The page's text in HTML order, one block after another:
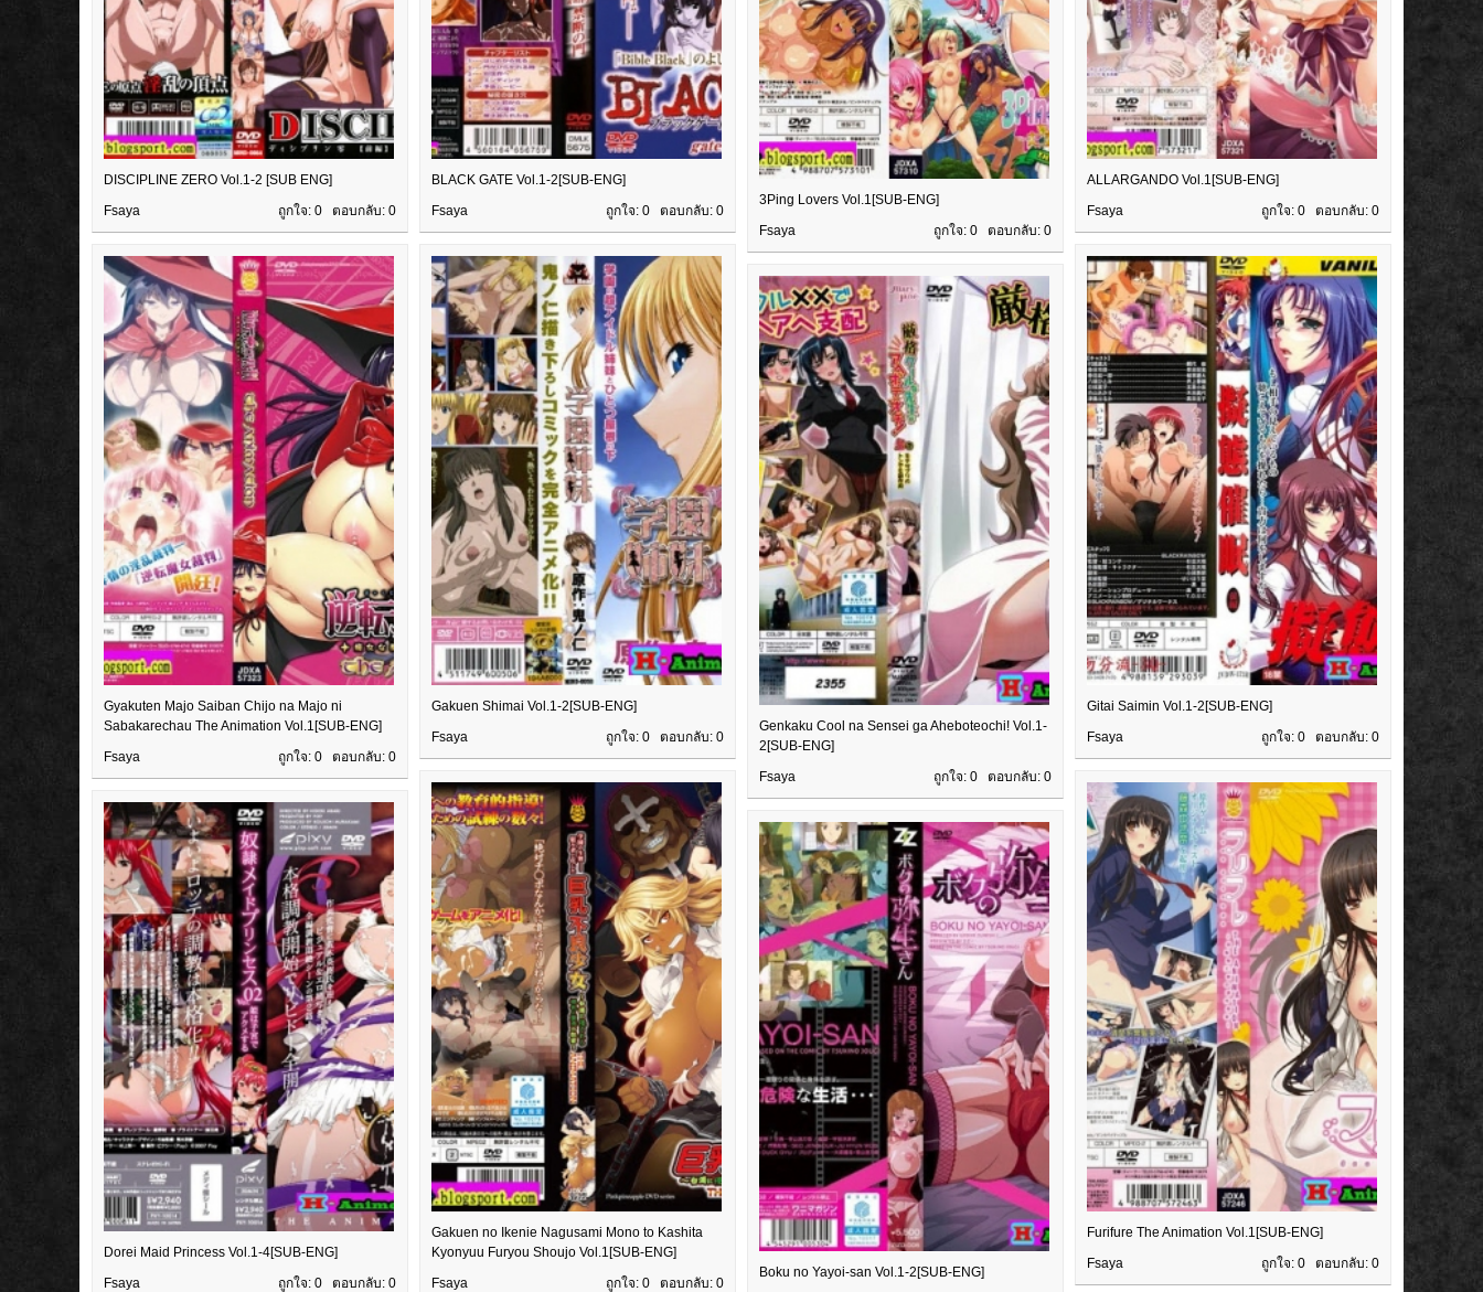
DISCIPLINE ZERO Vol.1-2 [SUB ENG]
ถูกใจ: 0 ตอบกลับ: 0
Fsaya
BLACK GATE Vol.1-2[SUB-ENG]
ถูกใจ: 0 ตอบกลับ: 0
Fsaya
ALLARGANDO Vol.1[SUB-ENG]
ถูกใจ: 0 ตอบกลับ: 0
Fsaya
3Ping Lovers Vol.1[SUB-ENG]
ถูกใจ: 0 ตอบกลับ: 0
Fsaya
Gyakuten Majo Saiban Chijo na Majo ni
Sabakarechau The Animation Vol.1[SUB-ENG]
ถูกใจ: 0 ตอบกลับ: 0
Fsaya
Gakuen Shimai Vol.1-2[SUB-ENG]
ถูกใจ: 0 ตอบกลับ: 0
Fsaya
Gitai Saimin Vol.1-2[SUB-ENG]
ถูกใจ: 0 ตอบกลับ: 0
Fsaya
Genkaku Cool na Sensei ga Aheboteochi! Vol.1-
2[SUB-ENG]
ถูกใจ: 0 ตอบกลับ: 0
Fsaya
Gakuen no Ikenie Nagusami Mono to Kashita
Kyonyuu Furyou Shoujo Vol.1[SUB-ENG]
ถูกใจ: 0 ตอบกลับ: 0
Fsaya
Furifure The Animation Vol.1[SUB-ENG]
ถูกใจ: 0 ตอบกลับ: 0
Fsaya
Dorei Maid Princess Vol.1-4[SUB-ENG]
ถูกใจ: 0 ตอบกลับ: 0
Fsaya
Boku no Yayoi-san Vol.1-2[SUB-ENG]